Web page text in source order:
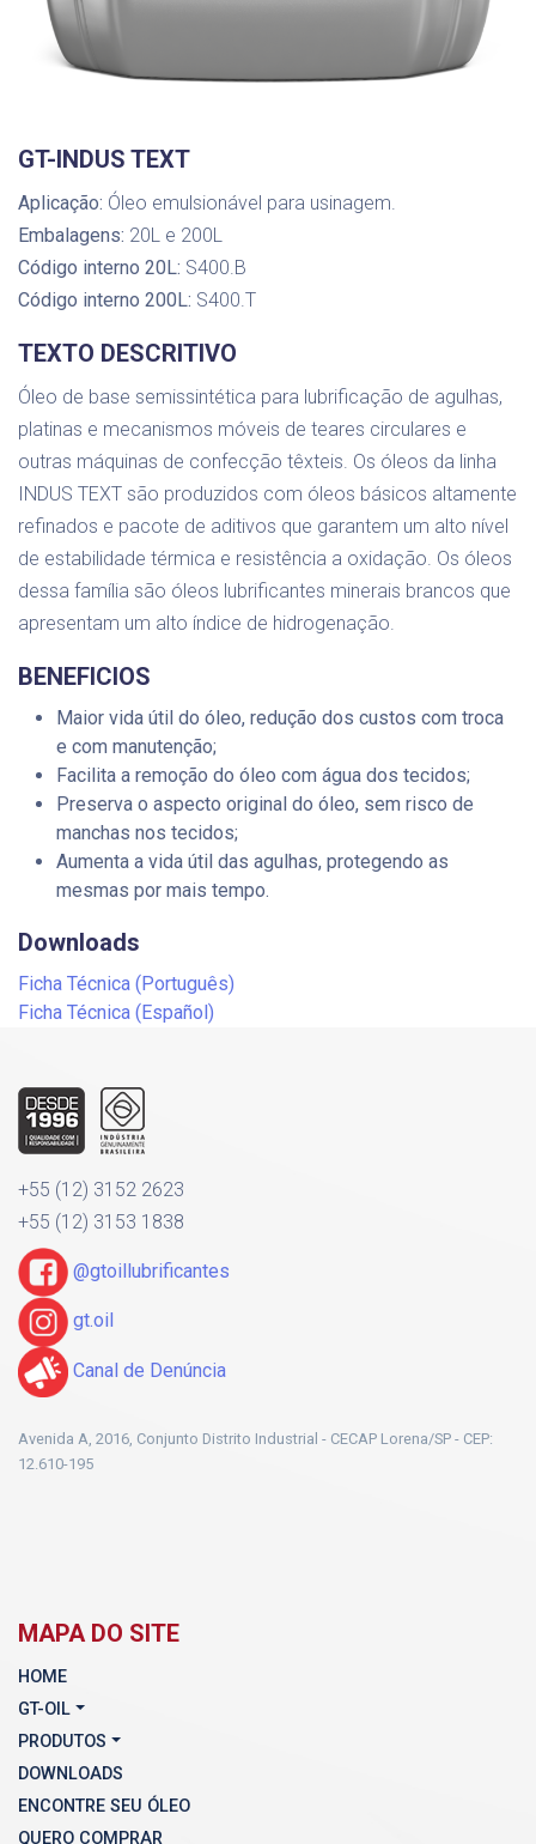
GT-INDUS TEXT
Aplicação: Óleo emulsionável para usinagem.
Embalagens: 20L e 200L
Código interno 20L: S400.B
Código interno 200L: S400.T
TEXTO DESCRITIVO
Óleo de base semissintética para lubrificação de agulhas,
platinas e mecanismos móveis de teares circulares e
outras máquinas de confecção têxteis. Os óleos da linha
INDUS TEXT são produzidos com óleos básicos altamente
refinados e pacote de aditivos que garantem um alto nível
de estabilidade térmica e resistência a oxidação. Os óleos
dessa família são óleos lubrificantes minerais brancos que
apresentam um alto índice de hidrogenação.
BENEFICIOS
Maior vida útil do óleo, redução dos custos com troca
e com manutenção;
Facilita a remoção do óleo com água dos tecidos;
Preserva o aspecto original do óleo, sem risco de
manchas nos tecidos;
Aumenta a vida útil das agulhas, protegendo as
mesmas por mais tempo.
Downloads
Ficha Técnica (Português)
Ficha Técnica (Español)
+55 (12) 3152 2623
+55 (12) 3153 1838
@gtoillubrificantes
gt.oil
Canal de Denúncia
Avenida A, 2016, Conjunto Distrito Industrial - CECAP Lorena/SP - CEP:
12.610-195
MAPA DO SITE
HOME
GT-OIL
PRODUTOS
DOWNLOADS
ENCONTRE SEU ÓLEO
QUERO COMPRAR